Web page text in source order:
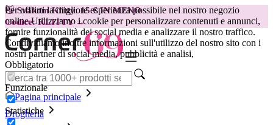
Per offrirti la migliore esperienza possibile nel nostro negozio
online.Utilizziamo i cookie per personalizzare contenuti e annunci,
fornire funzionalità dei social media e analizzare il nostro traffico.
Condividiamo inoltre informazioni sull'utilizzo del nostro sito con i
nostri partner di social media, pubblicità e analisi,
Obbligatorio
Funzionale
Statistiche
😽Svakom Klitty: 15 € IN MENO
Codice: KLITTY →
Pagina principale
Drogheria